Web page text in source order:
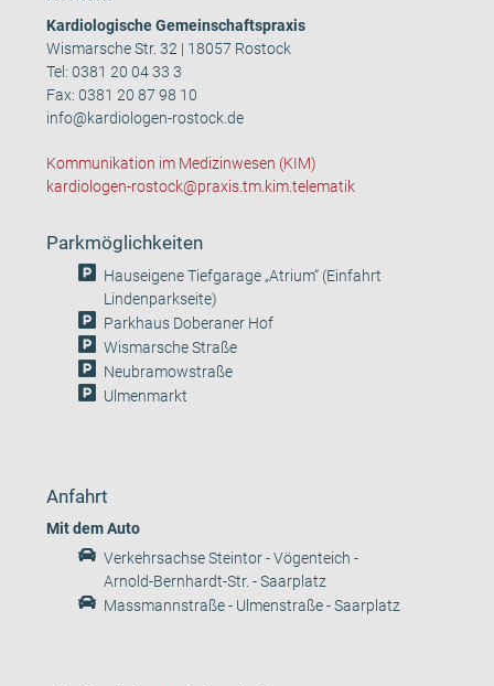
Kardiologische Gemeinschaftspraxis
Wismarsche Str. 32 | 18057 Rostock
Tel:0381 20 04 33 3
Fax: 0381 20 87 98 10
info@kardiologen-rostock.de
Kommunikation im Medizinwesen (KIM)
kardiologen-rostock@praxis.tm.kim.telematik
Parkmöglichkeiten
Hauseigene Tiefgarage „Atrium“ (Einfahrt
Lindenparkseite)
Parkhaus Doberaner Hof
Wismarsche Straße
Neubramowstraße
Ulmenmarkt
Anfahrt
Mit dem Auto
Verkehrsachse Steintor - Vögenteich -
Arnold-Bernhardt-Str. - Saarplatz
Massmannstraße - Ulmenstraße - Saarplatz